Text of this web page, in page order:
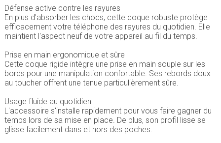
Défense active contre les rayures
En plus d'absorber les chocs, cette coque robuste protège
efficacement votre téléphone des rayures du quotidien. Elle
maintient l'aspect neuf de votre appareil au fil du temps.
Prise en main ergonomique et sûre
Cette coque rigide intègre une prise en main souple sur les
bords pour une manipulation confortable. Ses rebords doux
au toucher offrent une tenue particulièrement sûre.
Usage fluide au quotidien
L'accessoire s'installe rapidement pour vous faire gagner du
temps lors de sa mise en place. De plus, son profil lisse se
glisse facilement dans et hors des poches.